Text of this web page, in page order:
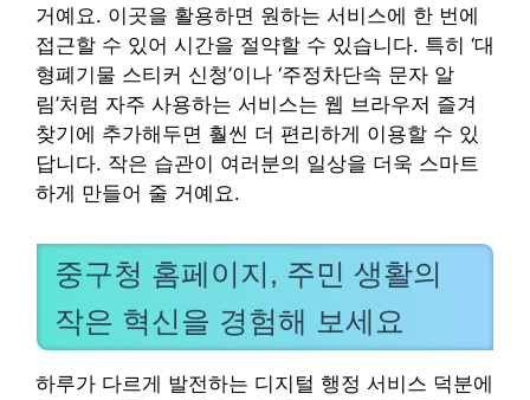
거예요. 이곳을 활용하면 원하는 서비스에 한 번에
접근할 수 있어 시간을 절약할 수 있습니다. 특히 ‘대
형폐기물 스티커 신청’이나 ‘주정차단속 문자 알
림’처럼 자주 사용하는 서비스는 웹 브라우저 즐겨
찾기에 추가해두면 훨씬 더 편리하게 이용할 수 있
답니다. 작은 습관이 여러분의 일상을 더욱 스마트
하게 만들어 줄 거예요.
중구청 홈페이지, 주민 생활의
작은 혁신을 경험해 보세요
하루가 다르게 발전하는 디지털 행정 서비스 덕분에